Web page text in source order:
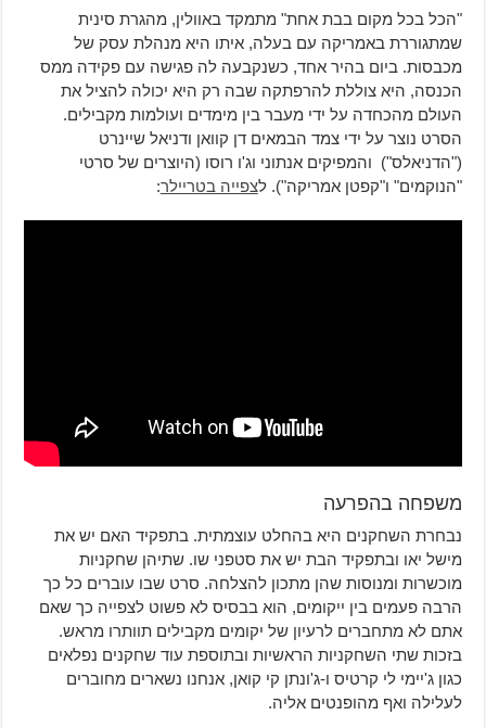
"הכל בכל מקום בבת אחת" מתמקד באוולין, מהגרת סינית
שמתגוררת באמריקה עם בעלה, איתו היא מנהלת עסק של
מכבסות. ביום בהיר אחד, כשנקבעה לה פגישה עם פקידה ממס
הכנסה, היא צוללת להרפתקה שבה רק היא יכולה להציל את
העולם מהכחדה על ידי מעבר בין מימדים ועולמות מקבילים.
הסרט נוצר על ידי צמד הבמאים דן קוואן ודניאל שיינרט
("הדניאלס") והמפיקים אנתוני וג'ו רוסו (היוצרים של סרטי
"הנוקמים" ו"קפטן אמריקה"). לצפייה בטריילר:
משפחה בהפרעה
נבחרת השחקנים היא בהחלט עוצמתית. בתפקיד האם יש את
מישל יאו ובתפקיד הבת יש את סטפני שו. שתיהן שחקניות
מוכשרות ומנוסות שהן מתכון להצלחה. סרט שבו עוברים כל כך
הרבה פעמים בין ייקומים, הוא בבסיס לא פשוט לצפייה כך שאם
אתם לא מתחברים לרעיון של יקומים מקבילים תוותרו מראש.
בזכות שתי השחקניות הראשיות ובתוספת עוד שחקנים נפלאים
כגון ג'יימי לי קרטיס ו-ג'ונתן קי קואן, אנחנו נשארים מחוברים
לעלילה ואף מהופנטים אליה.